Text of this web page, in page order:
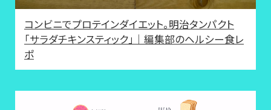
コンビニでプロテインダイエット。明治タンパクト
「サラダチキンスティック」｜編集部のヘルシー食レ
ポ